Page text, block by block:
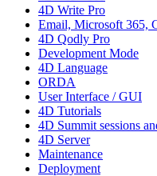
4D Write Pro
Email, Microsoft 365,
4D Qodly Pro
Development Mode
4D Language
ORDA
User Interface / GUI
4D Tutorials
4D Summit sessions
4D Server
Maintenance
Deployment